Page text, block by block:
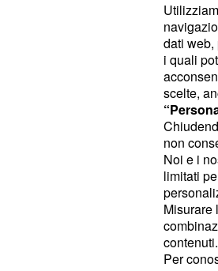
Secondo le
tipo 1, ogni
ammalano6
molto più
casi di
sotto i 14
ancora di
Sicilia e
Sardegna,
dati web,
i quali
scelte,
non
Noi e i
limitati
Misurare
contenuti.
Per